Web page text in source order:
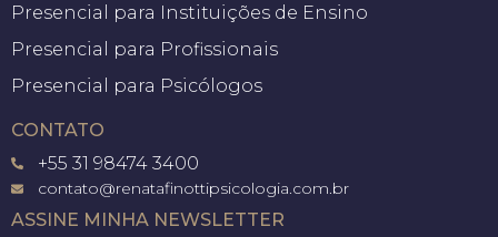
Presencial para Instituições de Ensino
Presencial para Profissionais
Presencial para Psicólogos
CONTATO
+55 31 98474 3400
contato@renatafinottipsicologia.com.br
ASSINE MINHA NEWSLETTER